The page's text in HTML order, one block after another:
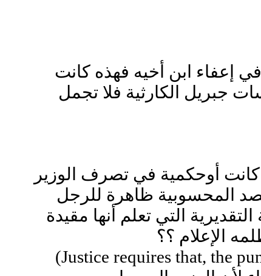
إعفاء ابن أخيه فهذه كانت
جبريل الكارثية فلا تجمل
أوحكمية في تصرف الوزير
المحسوبية ظاهرة للرجل
التي تعلم أنها مقيدة
الإعلام ؟؟
هل حشرتَ هذه القاعدة (؟؟!Justice requires that, the punishment should always be equal to the crime)